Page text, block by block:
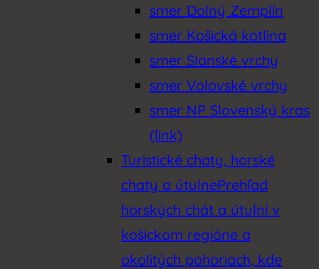
smer Dolný Zemplín
smer Košická kotlina
smer Slanské vrchy
smer Volovské vrchy
smer NP Slovenský kras
(link)
Turistické chaty, horské
chaty a útulnePrehľad
horských chát a útulní v
košickom regióne a
okolitých pohoriach, kde